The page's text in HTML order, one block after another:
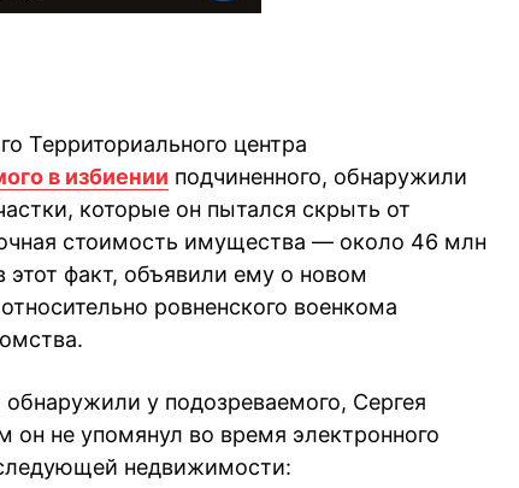
Территориального центра
в избиении подчиненного, обнаружили
которые он пытался скрыть от
стоимость имущества — около 46 млн
этот факт, объявили ему о новом
ровненского военкома
у подозреваемого, Сергея
не упомянул во время электронного
недвижимости: